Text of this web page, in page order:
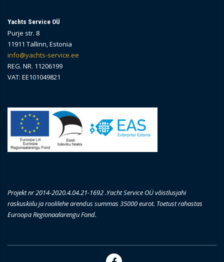
Yachts Service OÜ
Purje str. 8
11911 Tallinn, Estonia
info@yachts-service.ee
REG. NR. 11206199
VAT: EE101049821
Projekt nr 2014-2020.4.04.21-1692 .Yacht Service OÜ võistlusjahi
raskuskiilu ja roolilehe arendus summas 35000 eurot. Toetust rahastas
Euroopa Regionaalarengu Fond.